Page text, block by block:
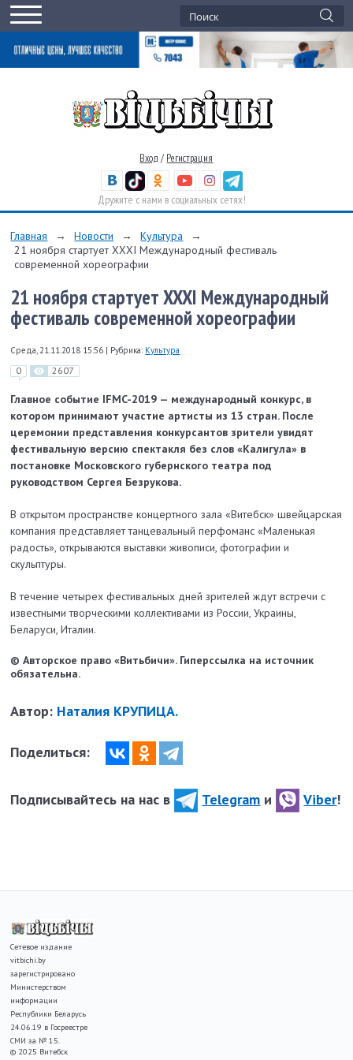
Вход / Регистрация
Дружите с нами в социальных сетях!
Главная → Новости → Культура
→
21 ноября стартует XXXI Международный фестиваль
современной хореографии
21 ноября стартует XXXI Международный
фестиваль современной хореографии
Среда, 21.11.2018 15:56 | Рубрика: Культура
0 2607
Главное событие IFMC-2019 — международный конкурс, в
котором принимают участие артисты из 13 стран. После
церемонии представления конкурсантов зрители увидят
фестивальную версию спектакля без слов «Калигула» в
постановке Московского губернского театра под
руководством Сергея Безрукова.
В открытом пространстве концертного зала «Витебск» швейцарская
компания представляет танцевальный перфоманс «Маленькая
радость», открываются выставки живописи, фотографии и
скульптуры.
В течение четырех фестивальных дней зрителей ждут встречи с
известными творческими коллективами из России, Украины,
Беларуси, Италии.
© Авторское право «Витьбичи». Гиперссылка на источник
обязательна.
Автор: Наталия КРУПИЦА.
Поделиться:
Подписывайтесь на нас в Telegram и Viber!
Сетевое издание
vitbichi.by
зарегистрировано
Министерством
информации
Республики Беларусь
24.06.19 в Госреестре
СМИ за № 15.
© 2025 Витебск